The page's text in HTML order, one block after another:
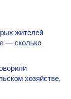
жителей
— сколько
хозяйстве,